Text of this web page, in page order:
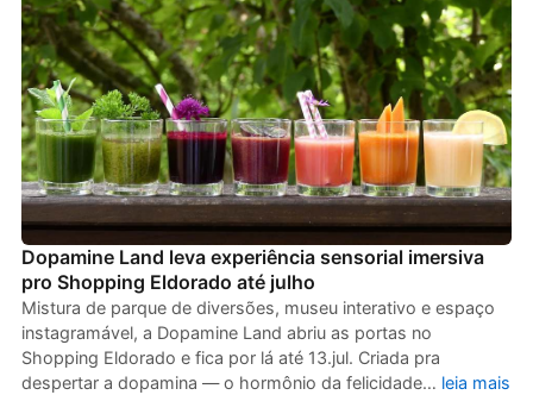
Dopamine Land leva experiência sensorial imersiva
pro Shopping Eldorado até julho
Mistura de parque de diversões, museu interativo e espaço
instagramável, a Dopamine Land abriu as portas no
Shopping Eldorado e fica por lá até 13.jul. Criada pra
despertar a dopamina — o hormônio da felicidade… leia mais